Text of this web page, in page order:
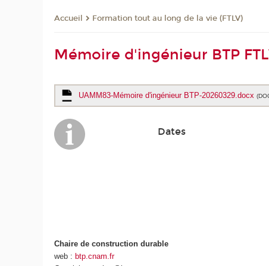
Accueil Formation tout au long de la vie (FTLV)
Mémoire d'ingénieur BTP
UAMM83-Mémoire d'ingénieur BTP-20260329.docx
Dates
Chaire de construction durable
web : btp.cnam.fr